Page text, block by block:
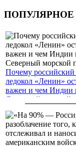
ПОПУЛЯРНОЕ
Почему
ледокол «Ленин»
важен и чем Индии
Северный морской